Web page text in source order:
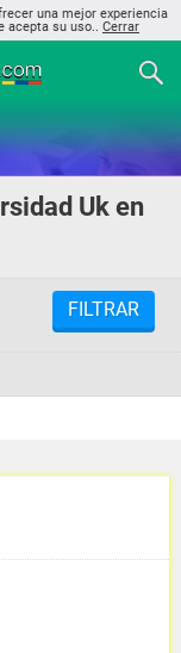
una mejor experiencia
acepta su uso.. Cerrar
Uk en
FILTRAR